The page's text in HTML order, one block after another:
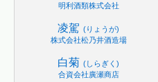
明利酒類株式会社
凌駕 (りょうが)
株式会社松乃井酒造場
白菊 (しらぎく)
合資会社廣瀬商店